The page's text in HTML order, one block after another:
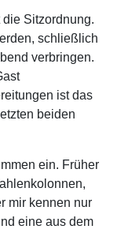
Sitzordnung.
schließlich
verbringen.
ist das
beiden
ein. Früher
mir kennen nur
eine aus dem